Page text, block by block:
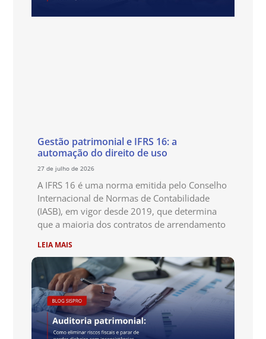
Gestão patrimonial e IFRS 16: a
automação do direito de uso
27 de julho de 2026
A IFRS 16 é uma norma emitida pelo Conselho
Internacional de Normas de Contabilidade
(IASB), em vigor desde 2019, que determina
que a maioria dos contratos de arrendamento
LEIA MAIS